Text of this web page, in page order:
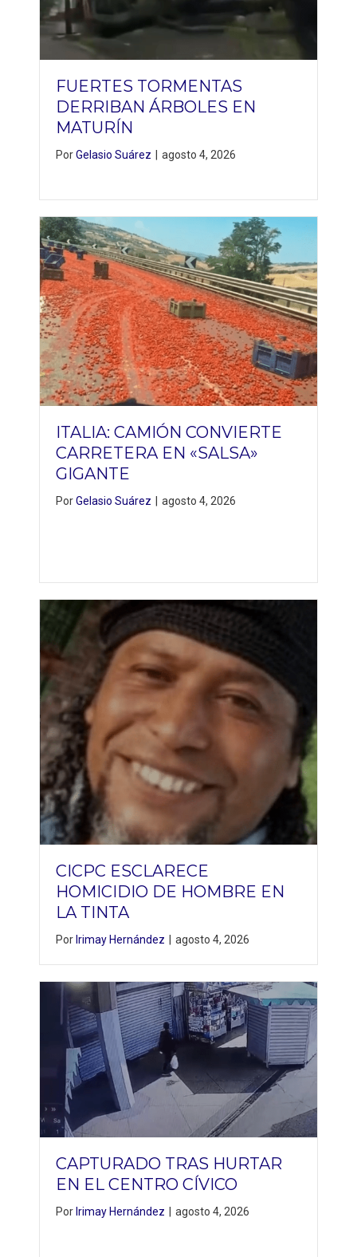
FUERTES TORMENTAS
DERRIBAN ÁRBOLES EN
MATURÍN
PorGelasio Suárez agosto 4, 2026
ITALIA: CAMIÓN CONVIERTE
CARRETERA EN «SALSA»
GIGANTE
PorGelasio Suárez agosto 4, 2026
CICPC ESCLARECE
HOMICIDIO DE HOMBRE EN
LA TINTA
Por Irimay Hernández agosto 4, 2026
CAPTURADO TRAS HURTAR
EN EL CENTRO CÍVICO
Por Irimay Hernández agosto 4, 2026